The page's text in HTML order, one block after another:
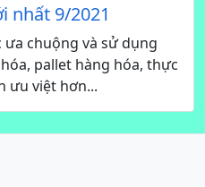
nhất 9/2021
ưa chuộng và sử dụng
pallet hàng hóa, thực
ưu việt hơn...